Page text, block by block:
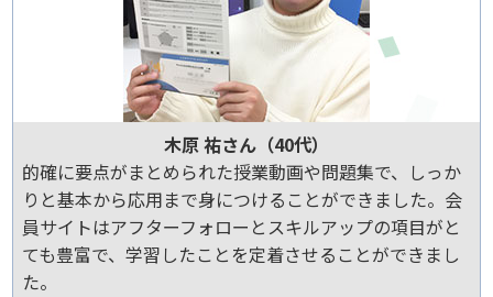
木原 祐さん（40代）
的確に要点がまとめられた授業動画や問題集で、しっか
りと基本から応用まで身につけることができました。会
員サイトはアフターフォローとスキルアップの項目がと
ても豊富で、学習したことを定着させることができまし
た。